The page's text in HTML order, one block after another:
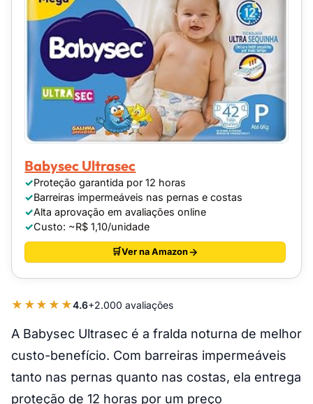
Babysec Ultrasec
Proteção garantida por 12 horas
Barreiras impermeáveis nas pernas e costas
Alta aprovação em avaliações online
Custo: ~R$ 1,10/unidade
Ver na Amazon
★★★★★4.6+2.000 avaliações
A Babysec Ultrasec é a fralda noturna de melhor
custo-benefício. Com barreiras impermeáveis
tanto nas pernas quanto nas costas, ela entrega
proteção de 12 horas por um preço